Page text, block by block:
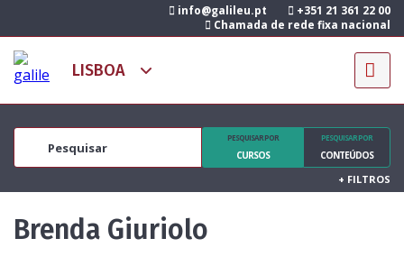
info@galileu.pt
+351 21 361 22 00
Chamada de rede fixa nacional
PESQUISAR POR
CURSOS
PESQUISAR POR
CONTEÚDOS
+ FILTROS
Brenda Giuriolo